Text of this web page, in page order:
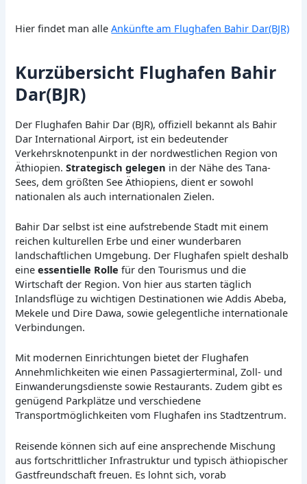
Hier findet man alleAnkünfte am Flughafen Bahir Dar(BJR)
Kurzübersicht Flughafen Bahir
Dar(BJR)
Der Flughafen Bahir Dar (BJR), offiziell bekannt als Bahir
Dar International Airport, ist ein bedeutender
Verkehrsknotenpunkt in der nordwestlichen Region von
Äthiopien.Strategisch gelegen in der Nähe des Tana-
Sees, dem größten See Äthiopiens, dient er sowohl
nationalen als auch internationalen Zielen.
Bahir Dar selbst ist eine aufstrebende Stadt mit einem
reichen kulturellen Erbe und einer wunderbaren
landschaftlichen Umgebung. Der Flughafen spielt deshalb
eineessentielle Rolle für den Tourismus und die
Wirtschaft der Region. Von hier aus starten täglich
Inlandsflüge zu wichtigen Destinationen wie Addis Abeba,
Mekele und Dire Dawa, sowie gelegentliche internationale
Verbindungen.
Mit modernen Einrichtungen bietet der Flughafen
Annehmlichkeiten wie einen Passagierterminal, Zoll- und
Einwanderungsdienste sowie Restaurants. Zudem gibt es
genügend Parkplätze und verschiedene
Transportmöglichkeiten vom Flughafen ins Stadtzentrum.
Reisende können sich auf eine ansprechende Mischung
aus fortschrittlicher Infrastruktur und typisch äthiopischer
Gastfreundschaft freuen. Es lohnt sich, vorab